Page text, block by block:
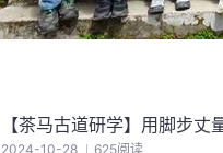
【茶马古道研学】用脚步
2024-10-28 625阅读